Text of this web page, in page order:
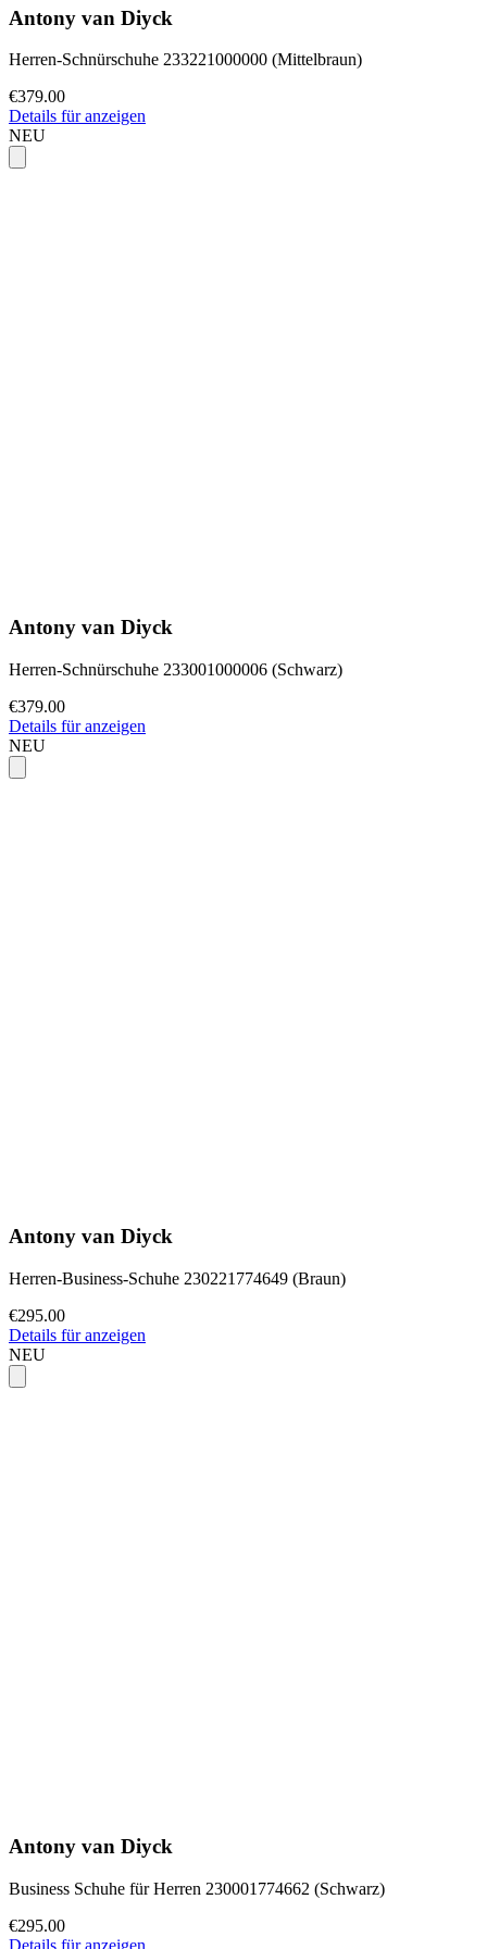
Antony van Diyck
Herren-Schnürschuhe 233221000000 (Mittelbraun)
€379.00
Details für anzeigen
NEU
Antony van Diyck
Herren-Schnürschuhe 233001000006 (Schwarz)
€379.00
Details für anzeigen
NEU
Antony van Diyck
Herren-Business-Schuhe 230221774649 (Braun)
€295.00
Details für anzeigen
NEU
Antony van Diyck
Business Schuhe für Herren 230001774662 (Schwarz)
€295.00
Details für anzeigen